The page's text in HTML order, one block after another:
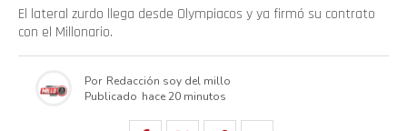
El lateral zurdo llega desde Olympiacos y ya firmó su contrato
con el Millonario.
Por Redacción soy del millo
Publicado hace 20 minutos